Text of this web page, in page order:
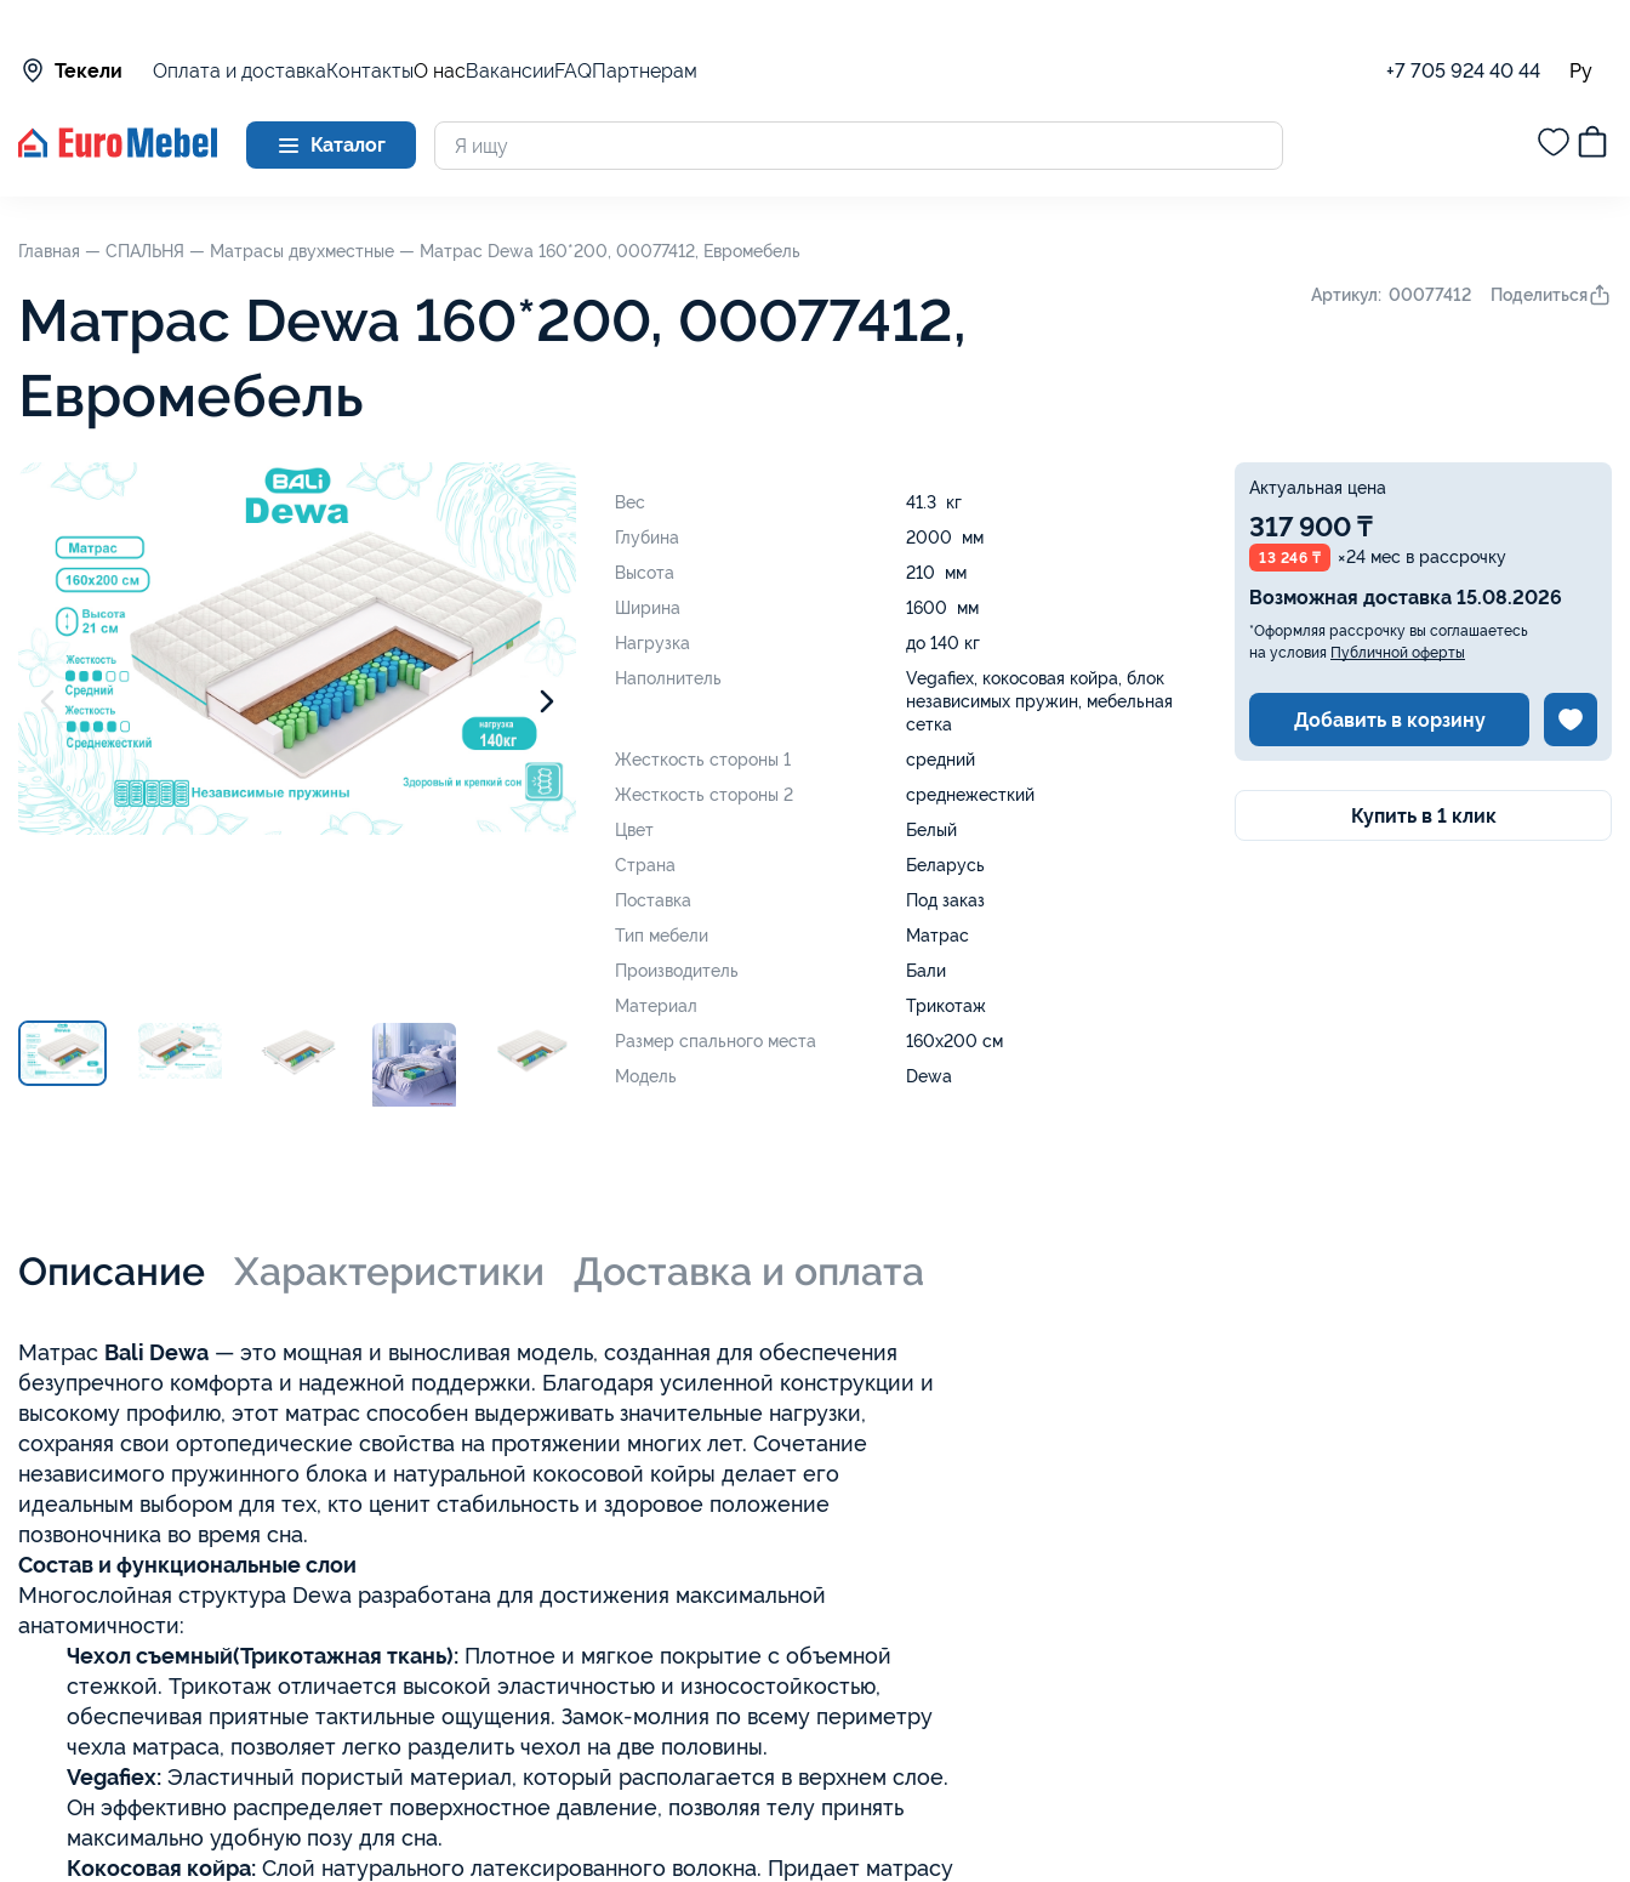
Текели Оплата и доставкаКонтактыО насВакансииFAQПартнерам +7 705 924 40 44 Ру
Каталог
Главная — СПАЛЬНЯ — Матрасы двухместные — Матрас Dewa 160*200, 00077412, Евромебель
Матрас Dewa 160*200, 00077412,
Евромебель
Артикул: 00077412 Поделиться
Вес
41.3 кг
Глубина
2000 мм
Высота
210 мм
Ширина
1600 мм
Нагрузка
до 140 кг
Наполнитель
Vegafiex, кокосовая койра, блок
независимых пружин, мебельная
сетка
Жесткость стороны 1
средний
Жесткость стороны 2
среднежесткий
Цвет
Белый
Страна
Беларусь
Поставка
Под заказ
Тип мебели
Матрас
Производитель
Бали
Материал
Трикотаж
Размер спального места
160х200 см
Модель
Dewa
Актуальная цена
317 900 ₸
13 246 ₸ ×24 мес в рассрочку
Возможная доставка 15.08.2026
*Оформляя рассрочку вы соглашаетесь
на условия Публичной оферты
Добавить в корзину
Купить в 1 клик
Описание Характеристики Доставка и оплата
Матрас Bali Dewa — это мощная и выносливая модель, созданная для обеспечения
безупречного комфорта и надежной поддержки. Благодаря усиленной конструкции и
высокому профилю, этот матрас способен выдерживать значительные нагрузки,
сохраняя свои ортопедические свойства на протяжении многих лет. Сочетание
независимого пружинного блока и натуральной кокосовой койры делает его
идеальным выбором для тех, кто ценит стабильность и здоровое положение
позвоночника во время сна.
Состав и функциональные слои
Многослойная структура Dewa разработана для достижения максимальной
анатомичности:
Чехол съемный(Трикотажная ткань): Плотное и мягкое покрытие с объемной
стежкой. Трикотаж отличается высокой эластичностью и износостойкостью,
обеспечивая приятные тактильные ощущения. Замок-молния по всему периметру
чехла матраса, позволяет легко разделить чехол на две половины.
Vegafiex: Эластичный пористый материал, который располагается в верхнем слое.
Он эффективно распределяет поверхностное давление, позволяя телу принять
максимально удобную позу для сна.
Кокосовая койра: Слой натурального латексированного волокна. Придает матрасу